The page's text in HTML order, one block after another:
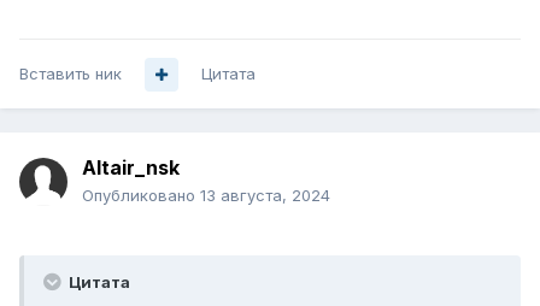
Вставить ник Цитата
Altair_nsk
Опубликовано 13 августа, 2024
Цитата